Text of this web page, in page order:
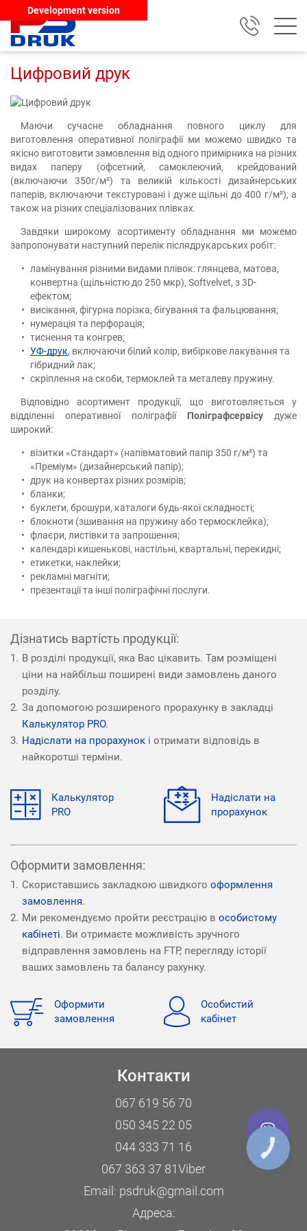
Development version
Цифровий друк
Маючи сучасне обладнання повного циклу для
виготовлення оперативної поліграфії ми можемо швидко та
якісно виготовити замовлення від одного примірника на різних
видах паперу (офсетний, самоклеючий, крейдований
(включаючи 350г/м²) та великій кількості дизайнерських
паперів, включаючи текстуровані і дуже щільні до 400 г/м²), а
також на різних спеціалізованих плівках.
Завдяки широкому асортименту обладнання ми можемо
запропонувати наступний перелік післядрукарських робіт:
ламінування різними видами плівок: глянцева, матова,
конвертна (щільністю до 250 мкр), Softvelvet, з 3D-
ефектом;
висікання, фігурна порізка, бігування та фальцювання;
нумерація та перфорація;
тиснення та конгрев;
УФ-друк, включаючи білий колір, вибіркове лакування та
гібридний лак;
скріплення на скоби, термоклей та металеву пружину.
Відповідно асортимент продукції, що виготовляється у
відділенні оперативної поліграфії Поліграфсервісу дуже
широкий:
візитки «Стандарт» (напівматовий папір 350 г/м²) та
«Преміум» (дизайнерський папір);
друк на конвертах різних розмірів;
бланки;
буклети, брошури, каталоги будь-якої складності;
блокноти (зшивання на пружину або термосклейка);
флаєри, листівки та запрошення;
календарі кишенькові, настільні, квартальні, перекидні;
етикетки, наклейки;
рекламні магніти;
презентації та інші поліграфічні послуги.
Дізнатись вартість продукції:
В розділі продукції, яка Вас цікавить. Там розміщені
ціни на найбільш поширені види замовлень даного
розділу.
За допомогою розширеного прорахунку в закладці
Калькулятор PRO.
Надіслати на прорахунок і отримати відповідь в
найкоротші терміни.
Калькулятор
PRO
Надіслати на
прорахунок
Оформити замовлення:
Скориставшись закладкою швидкого оформлення
замовлення.
Ми рекомендуємо пройти реєстрацію в особистому
кабінеті. Ви отримаєте можливість зручного
відправлення замовлень на FTP, перегляду історії
ваших замовлень та балансу рахунку.
Оформити
замовлення
Особистий
кабінет
Контакти
067 619 56 70
050 345 22 05
044 333 71 16
067 363 37 81Viber
Email: psdruk@gmail.com
Адреса:
КНОПКА
ЗВ'ЯЗКУ